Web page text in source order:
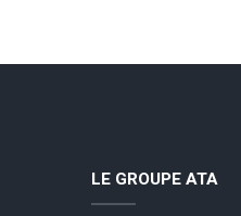
LE GROUPE ATA